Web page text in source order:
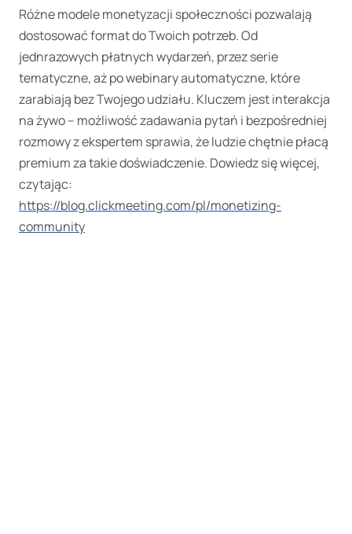
Różne modele monetyzacji społeczności pozwalają
dostosować format do Twoich potrzeb. Od
jednrazowych płatnych wydarzeń, przez serie
tematyczne, aż po webinary automatyczne, które
zarabiają bez Twojego udziału. Kluczem jest interakcja
na żywo – możliwość zadawania pytań i bezpośredniej
rozmowy z ekspertem sprawia, że ludzie chętnie płacą
premium za takie doświadczenie. Dowiedz się więcej,
czytając:
https://blog.clickmeeting.com/pl/monetizing-
community